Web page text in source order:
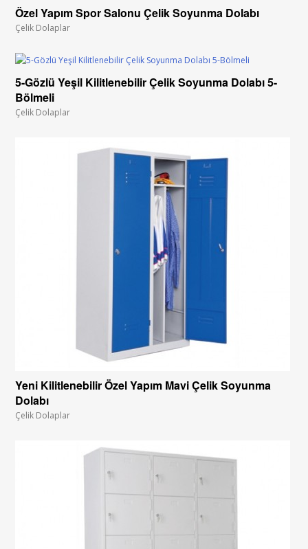
Özel Yapım Spor Salonu Çelik Soyunma Dolabı
Çelik Dolaplar
5-Gözlü Yeşil Kilitlenebilir Çelik Soyunma Dolabı 5-
Bölmeli
Çelik Dolaplar
Yeni Kilitlenebilir Özel Yapım Mavi Çelik Soyunma
Dolabı
Çelik Dolaplar